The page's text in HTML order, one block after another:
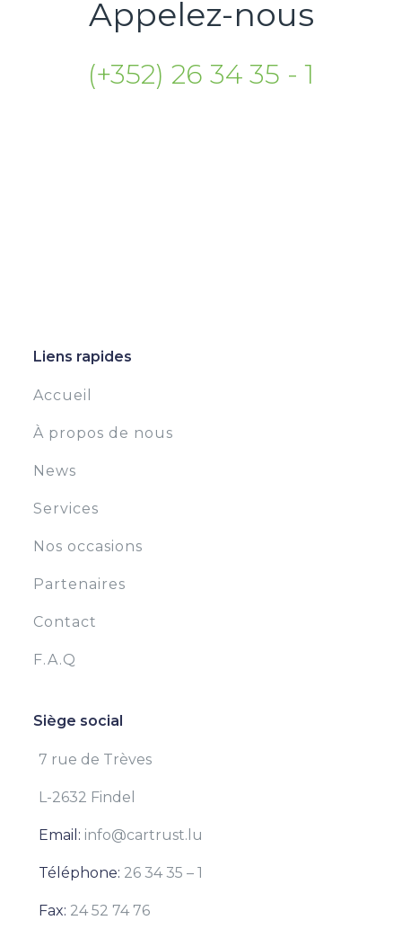
Appelez-nous
(+352) 26 34 35 - 1
Liens rapides
Accueil
À propos de nous
News
Services
Nos occasions
Partenaires
Contact
F.A.Q
Siège social
7 rue de Trèves
L-2632 Findel
Email: info@cartrust.lu
Téléphone: 26 34 35 – 1
Fax: 24 52 74 76